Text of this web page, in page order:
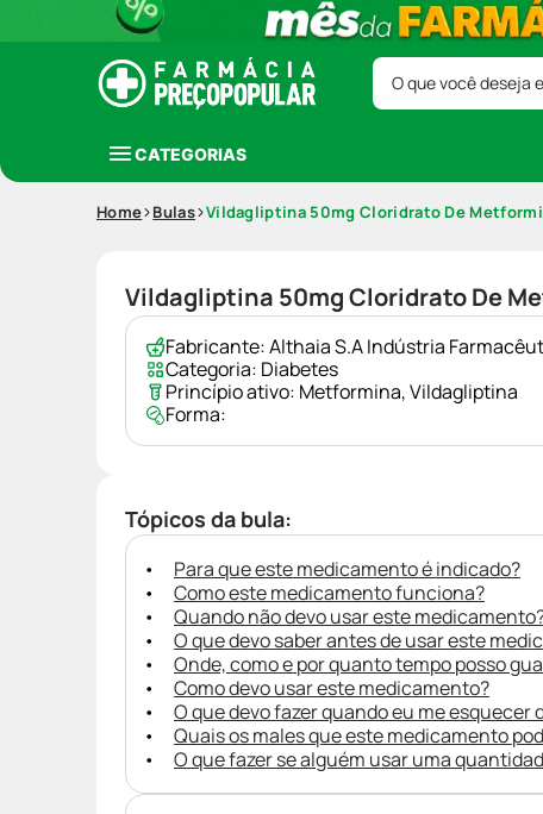
O que você deseja
CATEGORIAS
Home Bulas Vildagliptina 50mg Cloridrato De
Vildagliptina 50mg Cloridrato De
Fabricante:Althaia S.A Indústria
Categoria: Diabetes
Princípio ativo: Metformina,Vildagliptina
Forma:
Tópicos da bula:
Para que este medicamento é indicado?
Como este medicamento funciona?
Quando não devo usar este
O que devo saber antes de usar este
Onde, como e por quanto tempo posso
Como devo usar este medicamento?
O que devo fazer quando eu me
Quais os males que este medicamento
O que fazer se alguém usar uma